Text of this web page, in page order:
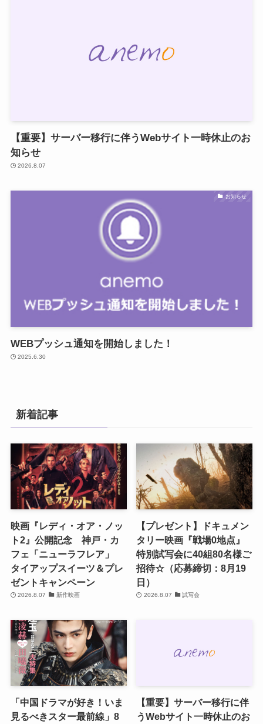
【重要】サーバー移行に伴うWebサイト一時休止のお
知らせ
2026.8.07
お知らせ
WEBプッシュ通知を開始しました！
2025.6.30
新着記事
映画『レディ・オア・ノッ
ト2』公開記念 神戸・カ
フェ「ニューラフレア」
タイアップスイーツ＆プレ
ゼントキャンペーン
2026.8.07 新作映画
【プレゼント】ドキュメン
タリー映画『戦場0地点』
特別試写会に40組80名様ご
招待☆（応募締切：8月19
日）
2026.8.07 試写会
「中国ドラマが好き！いま
見るべきスター最前線」8
【重要】サーバー移行に伴
うWebサイト一時休止のお